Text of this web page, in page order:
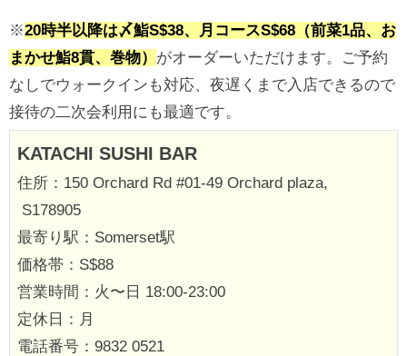
※20時半以降は〆鮨S$38、月コースS$68（前菜1品、お
まかせ鮨8貫、巻物） がオーダーいただけます。ご予約
なしでウォークインも対応、夜遅くまで入店できるので
接待の二次会利用にも最適です。
KATACHI SUSHI BAR
住所：150 Orchard Rd #01-49 Orchard plaza,
S178905
最寄り駅：Somerset駅
価格帯：S$88
営業時間：火〜日 18:00-23:00
定休日：月
電話番号：9832 0521